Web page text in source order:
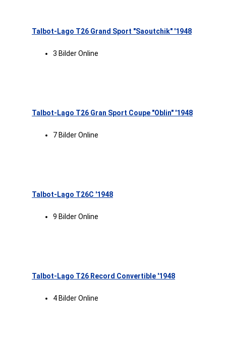
Talbot-Lago T26 Grand Sport "Saoutchik" '1948
3 Bilder Online
Talbot-Lago T26 Gran Sport Coupe "Oblin" '1948
7 Bilder Online
Talbot-Lago T26C '1948
9 Bilder Online
Talbot-Lago T26 Record Convertible '1948
4 Bilder Online